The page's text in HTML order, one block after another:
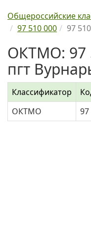
Общероссийские
97 510 000
97
ОКТМО: 97
пгт
Классификатор
ОКТМО
97